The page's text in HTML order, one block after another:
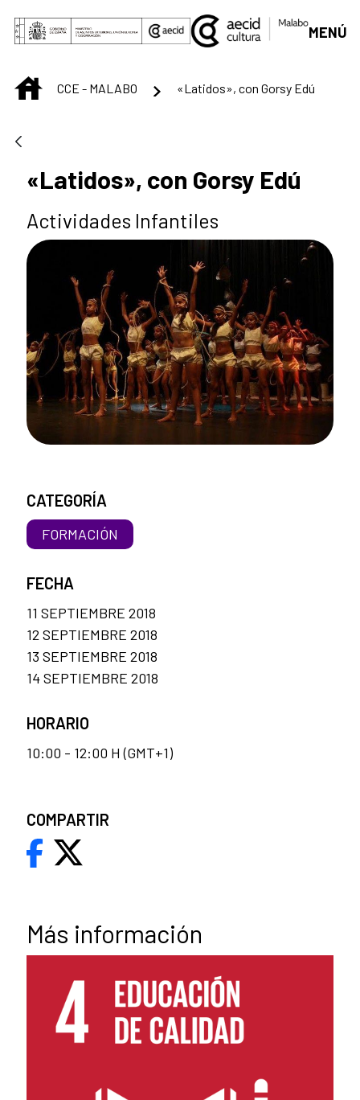
Saltar al contenido principal
MENÚ
INICIOCCE - MALABO «Latidos», con Gorsy Edú
«Latidos», con Gorsy Edú
Actividades Infantiles
Más información
CATEGORÍA
FORMACIÓN
FECHA
11 SEPTIEMBRE 2018
12 SEPTIEMBRE 2018
13 SEPTIEMBRE 2018
14 SEPTIEMBRE 2018
HORARIO
10:00 - 12:00 H (GMT+1)
COMPARTIR